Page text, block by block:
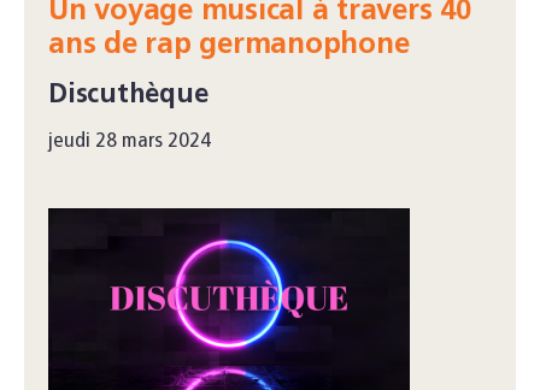
Un voyage musical à travers 40
ans de rap germanophone
Discuthèque
jeudi 28 mars 2024